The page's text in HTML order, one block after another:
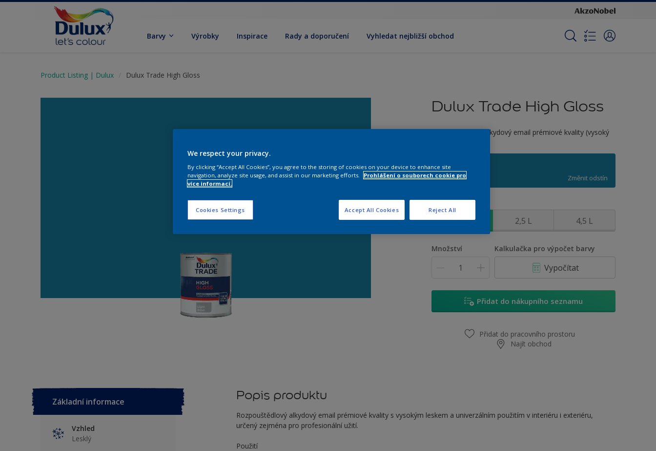
Barvy Výrobky Inspirace Rady a doporučení Vyhledat nejbližší obchod
Product Listing | Dulux Dulux Trade High Gloss
Dulux Trade High Gloss
Rozpouštědlový alkydový email prémiové kvality (vysoký
S1.41.44
Změnit odstín
0,7 L 2,5 L 4,5 L
Množství Kalkulačka pro výpočet barvy
Vypočítat
Přidat do nákupního seznamu
Přidat do pracovního prostoru
Najít obchod
Základní informace
Vzhled
Lesklý
Popis produktu
Rozpouštědlový alkydový email prémiové kvality s vysokým leskem a univerzálním použitím v interiéru i exteriéru,
určený zejména pro profesionální užití.
Použití
We respect your privacy.
By clicking “Accept All Cookies”, you agree to the storing of cookies on your device to enhance site
navigation, analyze site usage, and assist in our marketing efforts.
Prohlášení o souborech cookie pro
více informací.
Cookies Settings Reject All
Accept All Cookies